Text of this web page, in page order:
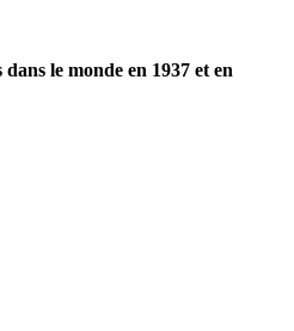
le monde en 1937 et en